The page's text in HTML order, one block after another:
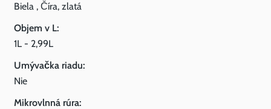
Biela , Číra, zlatá
Objem v L:
1L - 2,99L
Umývačka riadu:
Nie
Mikrovlnná rúra: